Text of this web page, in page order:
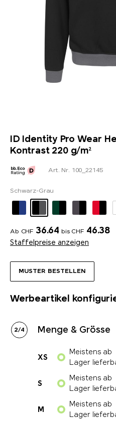
ID Identity Pro Wear
Kontrast 220 g/m²
MUSTER BESTELLEN
Art. Nr. 100_22145
Schwarz-Grau
Ab CHF 36.64 bis CHF 46.38
Staffelpreise anzeigen
Werbeartikel
2/4 Menge & Grösse
XS
Meistens ab
Lager
S
Meistens ab
Lager
M
Meistens ab
Lager